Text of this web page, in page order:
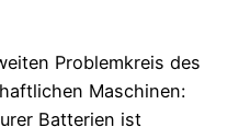
Problemkreis des
Maschinen:
Batterien ist